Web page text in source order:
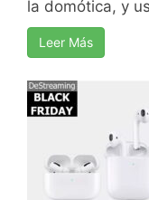
la domótica, y
Leer Más